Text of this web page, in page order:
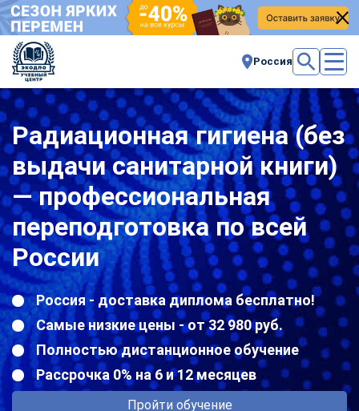
Россия
Радиационная гигиена (без
выдачи санитарной книги)
— профессиональная
переподготовка по всей
России
Россия - доставка диплома бесплатно!
Самые низкие цены - от 32 980 руб.
Полностью дистанционное обучение
Рассрочка 0% на 6 и 12 месяцев
Пройти обучение